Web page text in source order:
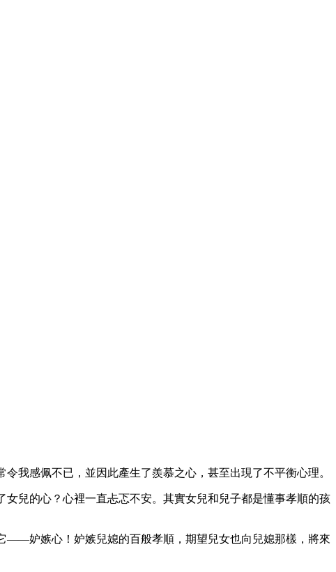
我感佩不已，並因此產生了羨慕之心，甚至出現了不平衡心理。
兒的心？心裡一直忐忑不安。其實女兒和兒子都是懂事孝順的孩
——妒嫉心！妒嫉兒媳的百般孝順，期望兒女也向兒媳那樣，將來